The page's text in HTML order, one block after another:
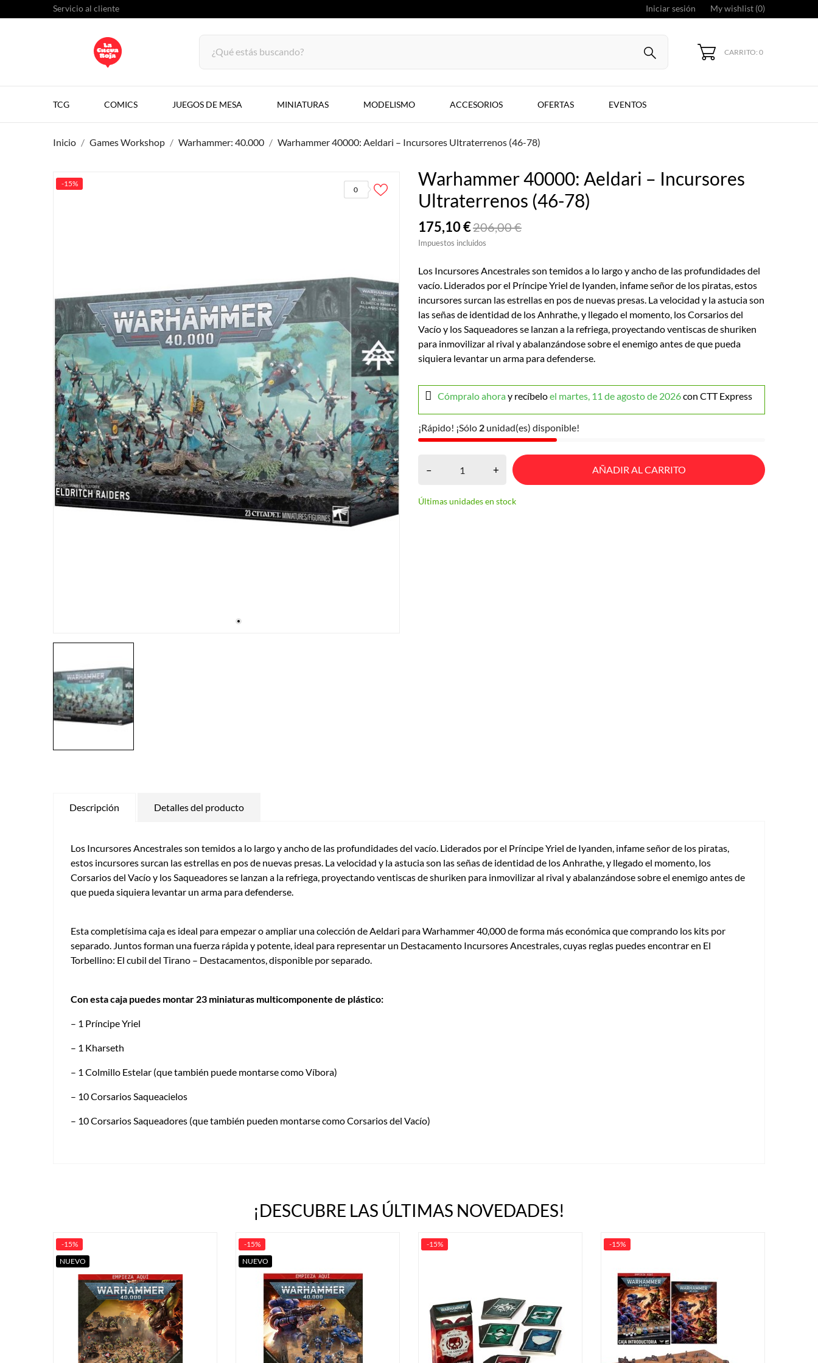
Servicio al cliente Iniciar sesión My wishlist (0)
CARRITO: 0
TCG COMICS JUEGOS DE MESA MINIATURAS MODELISMO ACCESORIOS OFERTAS EVENTOS
Inicio Games Workshop Warhammer: 40.000 Warhammer 40000: Aeldari – Incursores Ultraterrenos (46-78)
0
-15%
Warhammer 40000: Aeldari – Incursores
Ultraterrenos (46-78)
175,10 €206,00 €
Impuestos incluidos
Los Incursores Ancestrales son temidos a lo largo y ancho de las profundidades del
vacío. Liderados por el Príncipe Yriel de Iyanden, infame señor de los piratas, estos
incursores surcan las estrellas en pos de nuevas presas. La velocidad y la astucia son
las señas de identidad de los Anhrathe, y llegado el momento, los Corsarios del
Vacío y los Saqueadores se lanzan a la refriega, proyectando ventiscas de shuriken
para inmovilizar al rival y abalanzándose sobre el enemigo antes de que pueda
siquiera levantar un arma para defenderse.
Cómpralo ahoray recíbeloel martes, 11 de agosto de 2026con CTT Express
¡Rápido! ¡Sólo 2 unidad(es) disponible!
– + AÑADIR AL CARRITO
Últimas unidades en stock
Descripción Detalles del producto
Los Incursores Ancestrales son temidos a lo largo y ancho de las profundidades del vacío. Liderados por el Príncipe Yriel de Iyanden, infame señor de los piratas,
estos incursores surcan las estrellas en pos de nuevas presas. La velocidad y la astucia son las señas de identidad de los Anhrathe, y llegado el momento, los
Corsarios del Vacío y los Saqueadores se lanzan a la refriega, proyectando ventiscas de shuriken para inmovilizar al rival y abalanzándose sobre el enemigo antes de
que pueda siquiera levantar un arma para defenderse.
Esta completísima caja es ideal para empezar o ampliar una colección de Aeldari para Warhammer 40,000 de forma más económica que comprando los kits por
separado. Juntos forman una fuerza rápida y potente, ideal para representar un Destacamento Incursores Ancestrales, cuyas reglas puedes encontrar en El
Torbellino: El cubil del Tirano – Destacamentos, disponible por separado.
Con esta caja puedes montar 23 miniaturas multicomponente de plástico:
– 1 Príncipe Yriel
– 1 Kharseth
– 1 Colmillo Estelar (que también puede montarse como Víbora)
– 10 Corsarios Saqueacielos
– 10 Corsarios Saqueadores (que también pueden montarse como Corsarios del Vacío)
¡DESCUBRE LAS ÚLTIMAS NOVEDADES!
-15%
NUEVO
-15%
NUEVO
-15% -15%